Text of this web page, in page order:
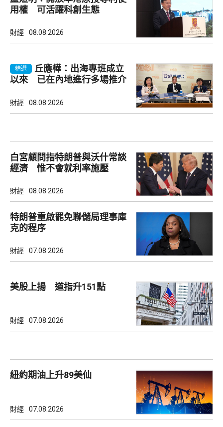
用權 可活躍科創生態
財經 08.08.2026
精選
丘應樺：出海專班成立
以來 已在內地進行多場推介
財經 08.08.2026
白宮顧問指特朗普與沃什常談
經濟 惟不會就利率施壓
財經 08.08.2026
特朗普重啟罷免聯儲局理事庫
克的程序
財經 07.08.2026
美股上揚 道指升151點
財經 07.08.2026
紐約期油上升89美仙
財經 07.08.2026